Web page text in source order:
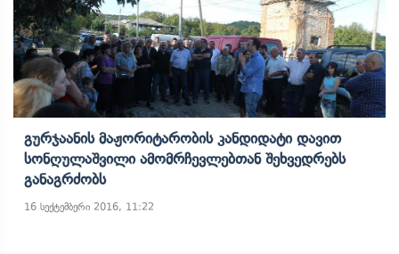
Გურჯაანის Მაჟორიტარობის Კანდიდატი Დავით
Სონღულაშვილი Ამომრჩევლებთან Შეხვედრებს
Განაგრძობს
16 სექტემბერი 2016, 11:22